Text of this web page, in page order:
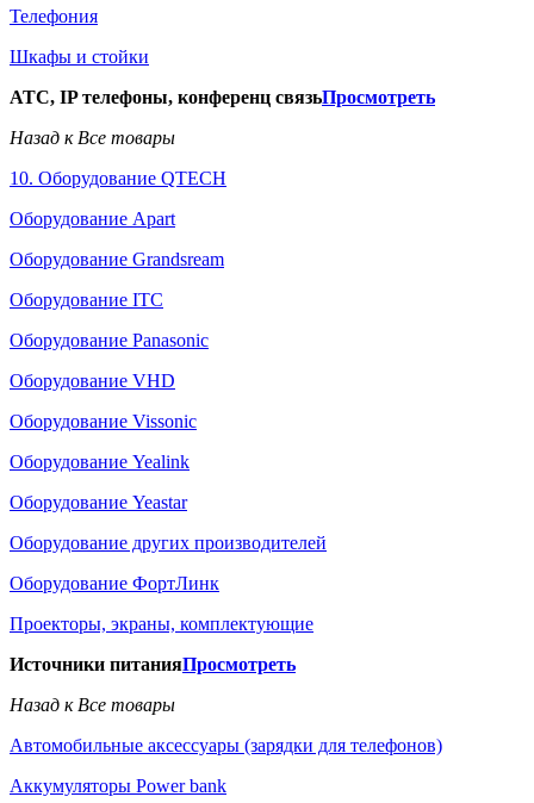
Телефония
Шкафы и стойки
АТС, IP телефоны, конференц связьПросмотреть
Назад к Все товары
10. Оборудование QTECH
Оборудование Apart
Оборудование Grandsream
Оборудование ITC
Оборудование Panasonic
Оборудование VHD
Оборудование Vissonic
Оборудование Yealink
Оборудование Yeastar
Оборудование других производителей
Оборудование ФортЛинк
Проекторы, экраны, комплектующие
Источники питанияПросмотреть
Назад к Все товары
Автомобильные аксессуары (зарядки для телефонов)
Аккумуляторы Power bank